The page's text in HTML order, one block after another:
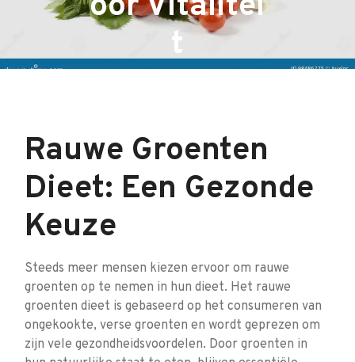
t
Rauwe Groenten
Dieet: Een Gezonde
Keuze
Steeds meer mensen kiezen ervoor om rauwe
groenten op te nemen in hun dieet. Het rauwe
groenten dieet is gebaseerd op het consumeren van
ongekookte, verse groenten en wordt geprezen om
zijn vele gezondheidsvoordelen. Door groenten in